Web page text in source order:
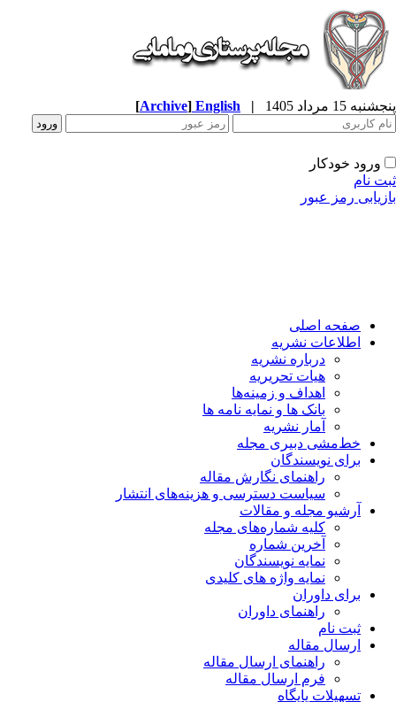
15 مرداد 1405 |
English
[Archive]
ورود خودکار
نام
رمز عبور
صفحه اصلی
اطلاعات نشریه
درباره نشریه
هیات تحریریه
اهداف و زمینه‌ها
بانک ها و نمایه نامه ها
آمار نشریه
خط‌مشی دبیری مجله
برای نویسندگان
راهنمای نگارش مقاله
سیاست دسترسی و هزینه‌های انتشار
آرشیو مجله و مقالات
کلیه شماره‌های مجله
آخرین شماره
نمایه نویسندگان
نمایه واژه های کلیدی
برای داوران
راهنمای داوران
ثبت نام
ارسال مقاله
راهنمای ارسال مقاله
فرم ارسال مقاله
تسهیلات پایگاه